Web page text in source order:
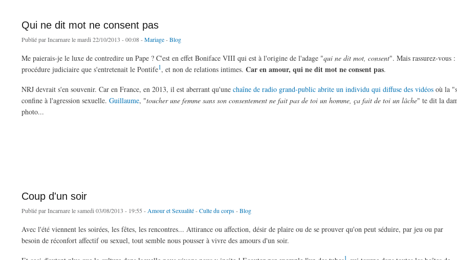
Qui ne dit mot ne consent pas
Publié parIncarnarele mardi 22/10/2013 - 00:08 -Mariage-Blog
Me paierais-je le luxe de contredire un Pape ? C'est en effet Boniface VIII qui est à l'origine de l'adage "qui ne dit mot, consent". Mais rassurez-vous :
procédure judiciaire que s'entretenait le Pontife1, et non de relations intimes. Car en amour, qui ne dit mot ne consent pas.
NRJ devrait s'en souvenir. Car en France, en 2013, il est aberrant qu'une chaîne de radio grand-public abrite un individu qui diffuse des vidéos où la
confine à l'agression sexuelle. Guillaume, "toucher une femme sans son consentement ne fait pas de toi un homme, ça fait de toi un lâche" te dit la
photo...
Coup d'un soir
Publié parIncarnarele samedi 03/08/2013 - 19:55 - Amour et Sexualité-Culte du corps -Blog
Avec l'été viennent les soirées, les fêtes, les rencontres... Attirance ou affection, désir de plaire ou de se prouver qu'on peut séduire, par jeu ou par
besoin de réconfort affectif ou sexuel, tout semble nous pousser à vivre des amours d'un soir.
1